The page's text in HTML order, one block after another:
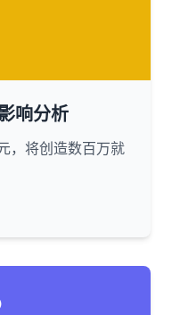
响分析
，将创造数百万就